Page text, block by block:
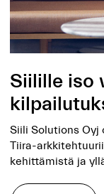
Siilille iso
Siili Solutions Oyj
Tiira-
kehittämistä ja